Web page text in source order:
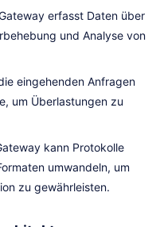
erfasst Daten über
und Analyse von
eingehenden Anfragen
um Überlastungen zu
kann Protokolle
umwandeln, um
zu gewährleisten.